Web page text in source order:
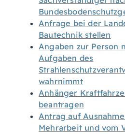
Anfrage bei der
Bautechnik stellen
Angaben zur Person
Aufgaben des
wahrnimmt
Anhänger
beantragen
Antrag auf
Mehrarbeit und vom